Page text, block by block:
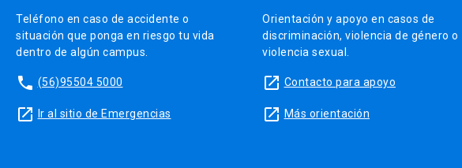
Teléfono en caso de accidente o
situación que ponga en riesgo tu vida
dentro de algún campus.
phone (56)95504 5000
launch Ir al sitio de Emergencias
Orientación y apoyo en casos de
discriminación, violencia de género o
violencia sexual.
launch Contacto para apoyo
launch Más orientación